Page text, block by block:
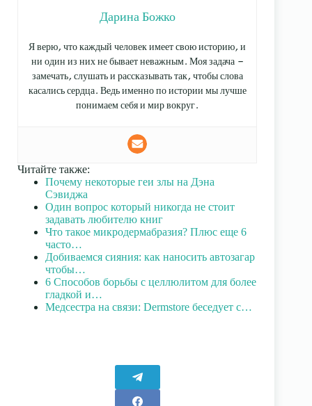
Дарина Божко
Я верю, что каждый человек имеет свою историю, и
ни один из них не бывает неважным. Моя задача —
замечать, слушать и рассказывать так, чтобы слова
касались сердца. Ведь именно по истории мы лучше
понимаем себя и мир вокруг.
Читайте также:
Почему некоторые геи злы на Дэна
Сэвиджа
Один вопрос который никогда не стоит
задавать любителю книг
Что такое микродермабразия? Плюс еще 6
часто…
Добиваемся сияния: как наносить автозагар
чтобы…
6 Способов борьбы с целлюлитом для более
гладкой и…
Медсестра на связи: Dermstore беседует с…